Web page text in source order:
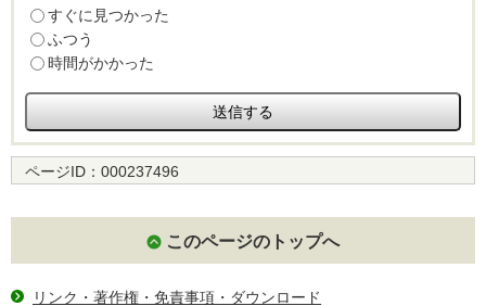
すぐに見つかった
ふつう
時間がかかった
ページID： 000237496
このページのトップへ
リンク・著作権・免責事項・ダウンロード